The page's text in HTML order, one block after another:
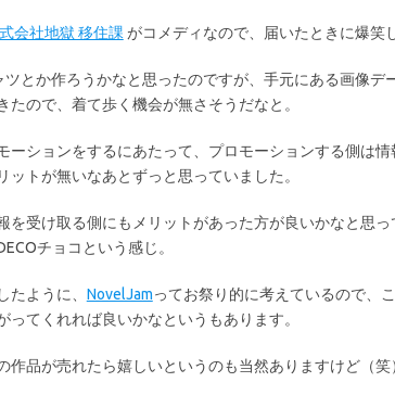
会社地獄 移住課がコメディなので、届いたときに爆笑
ツとか作ろうかなと思ったのですが、手元にある画像デ
たので、着て歩く機会が無さそうだなと。
ーションをするにあたって、プロモーションする側は
ットが無いなあとずっと思っていました。
を受け取る側にもメリットがあった方が良いかなと思
チョコという感じ。
たように、 NovelJamってお祭り的に考えているので、
ってくれれば良いかなというもあります。
作品が売れたら嬉しいというのも当然ありますけど（笑